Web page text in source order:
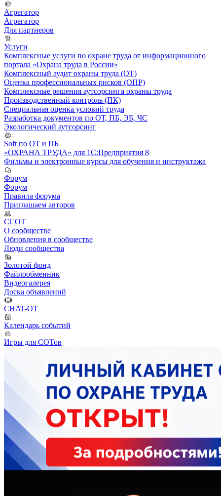
Агрегатор
Агрегатор
Для партнеров
Услуги
Комплексные услуги по охране труда от информационного
портала «Охрана труда в России»
Комплексный аудит охраны труда (ОТ)
Оценка профессиональных рисков (ОПР)
Комплексные решения аутсорсинга охраны труда
Производственный контроль (ПК)
Специальная оценка условий труда
Разработка документов по ОТ, ПБ, ЭБ, ЧС
Экологический аутсорсинг
Soft по ОТ и ПБ
«ОХРАНА ТРУДА» для 1С:Предприятия 8
Фильмы и электронные курсы для обучения и инструктажа
Форум
Форум
Правила форума
Приглашаем авторов
ССОТ
О сообществе
Обновления в сообществе
Люди сообщества
Золотой фонд
Файлообменник
Видеогалерея
Доска объявлений
CHAT-OT
Календарь событий
Игры для СОТов